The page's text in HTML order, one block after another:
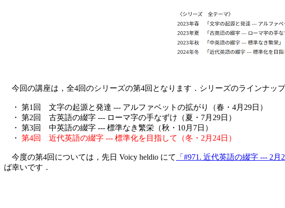
今回の講座は，全4回のシリーズの第4回となります．シリーズのラインナッ
・ 第1回 文字の起源と発達 --- アルファベットの拡がり（春・4月29日）
・ 第2回 古英語の綴字 --- ローマ字の手なずけ（夏・7月29日）
・ 第3回 中英語の綴字 --- 標準なき繁栄（秋・10月7日）
・ 第4回 近代英語の綴字 --- 標準化を目指して（冬・2月24日）
今度の第4回については，先日 Voicy heldio にて 「#971. 近代英語の綴字 --- 2
ば幸いです．